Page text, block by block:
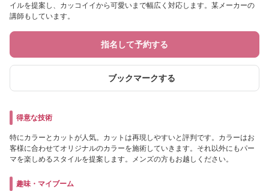
イルを提案し、カッコイイから可愛いまで幅広く対応します。某メーカーの
講師もしています。
指名して予約する
ブックマークする
得意な技術
特にカラーとカットが人気。カットは再現しやすいと評判です。カラーはお
客様に合わせてオリジナルのカラーを施術していきます。それ以外にもパー
マを楽しめるスタイルを提案します。メンズの方もお越しください。
趣味・マイブーム